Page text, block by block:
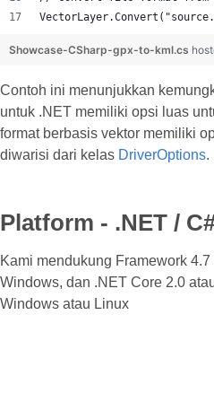
Showcase-CSharp-gpx-to-kml.cs
Contoh ini menunjukkan
untuk .NET memiliki opsi luas
format berbasis vektor memiliki
diwarisi dari kelas DriverOptions.
Platform - .NET /
Kami mendukung Framework
Windows, dan .NET Core 2.0
Windows atau Linux